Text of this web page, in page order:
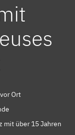
Ort
mit über 15 Jahren